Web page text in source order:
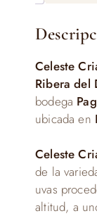
Celeste
Ribera del
bodega
ubicada en
Celeste
de la
uvas
altitud, a